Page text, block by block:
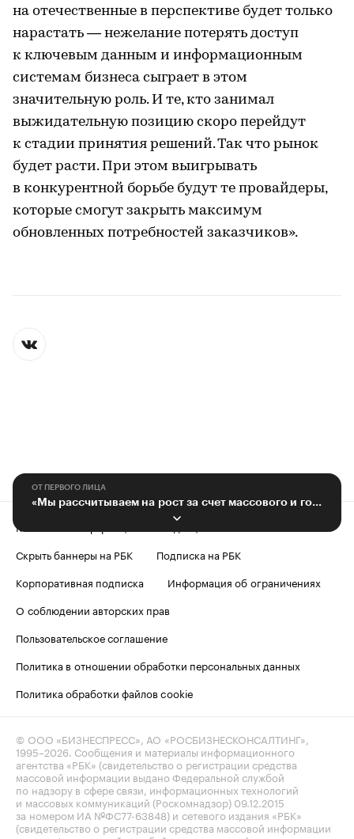
на отечественные в перспективе будет только
нарастать — нежелание потерять доступ
к ключевым данным и информационным
системам бизнеса сыграет в этом
значительную роль. И те, кто занимал
выжидательную позицию скоро перейдут
к стадии принятия решений. Так что рынок
будет расти. При этом выигрывать
в конкурентной борьбе будут те провайдеры,
которые смогут закрыть максимум
обновленных потребностей заказчиков».
ОТ ПЕРВОГО ЛИЦА
Контактная информация
Редакция
Скрыть баннеры на РБК
Подписка на РБК
Корпоративная подписка
Информация об ограничениях
О соблюдении авторских прав
Пользовательское соглашение
Политика в отношении обработки персональных данных
Политика обработки файлов cookie
© ООО «БИЗНЕСПРЕСС», АО «РОСБИЗНЕСКОНСАЛТИНГ»,
1995–2026 . Сообщения и материалы информационного
агентства «РБК» (свидетельство о регистрации средства
массовой информации выдано Федеральной службой
по надзору в сфере связи, информационных технологий
и массовых коммуникаций (Роскомнадзор) 09.12.2015
за номером ИА №ФС77-63848) и сетевого издания «РБК»
(свидетельство о регистрации средства массовой информации